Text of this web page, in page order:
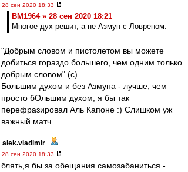
28 сен 2020 18:33
BM1964 » 28 сен 2020 18:21
Многое дух решит, а не Азмун с Ловреном.
"Добрым словом и пистолетом вы можете
добиться гораздо большего, чем одним только
добрым словом" (с)
Большим духом и без Азмуна - лучше, чем
просто бОльшим духом, я бы так
перефразировал Аль Капоне :) Слишком уж
важный матч.
alek.vladimir -
28 сен 2020 18:33
блять,я бы за обещания самозабаниться -